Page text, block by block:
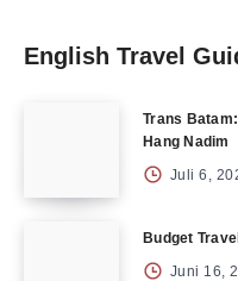
English Travel
Trans
Hang Nadim
Juli 6,
Budget
Juni 16,